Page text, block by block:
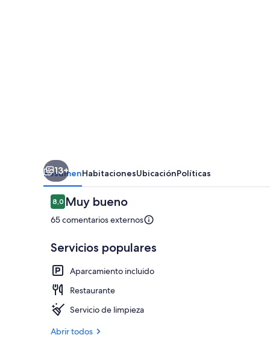
13+
ResumenHabitacionesUbicaciónPolíticas
Comentarios
8,08,0 de 10
Muy bueno
65 comentarios externos
Servicios populares
Aparcamiento incluido
Restaurante
Servicio de limpieza
Abrir todos